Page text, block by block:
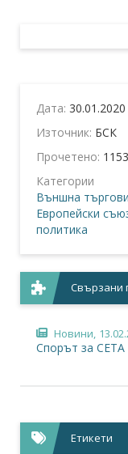
Дата: 30.01.2020
Източник: БСК
Прочетено:
Категории
Външна
Европейски
политика
Свързани
Новини,
Спорът за СЕТА
Етикети